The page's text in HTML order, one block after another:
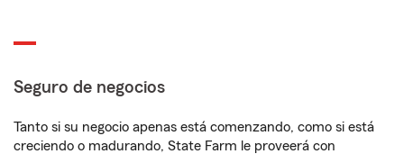
Seguro de negocios
Tanto si su negocio apenas está comenzando, como si está
creciendo o madurando, State Farm le proveerá con